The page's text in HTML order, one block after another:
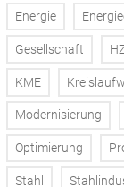
Energie
Gesellschaft
KME
Modernisierung
Optimierung
Stahl